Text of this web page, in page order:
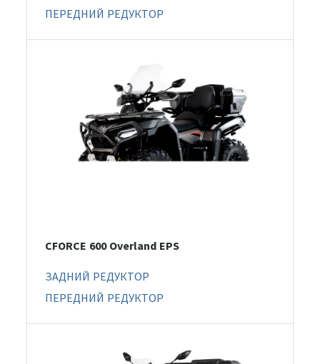
ПЕРЕДНИЙ РЕДУКТОР
CFORCE 600 Overland EPS
ЗАДНИЙ РЕДУКТОР
ПЕРЕДНИЙ РЕДУКТОР